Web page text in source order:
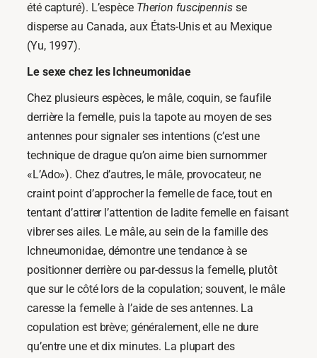
été capturé). L’espèce Therion fuscipennisse
disperse au Canada, aux États-Unis et au Mexique
(Yu, 1997).
Le sexe chez les Ichneumonidae
Chez plusieurs espèces, le mâle, coquin, se faufile
derrière la femelle, puis la tapote au moyen de ses
antennes pour signaler ses intentions (c’est une
technique de drague qu’on aime bien surnommer
«L’Ado»). Chez d’autres, le mâle, provocateur, ne
craint point d’approcher la femelle de face, tout en
tentant d’attirer l’attention de ladite femelle en faisant
vibrer ses ailes. Le mâle, au sein de la famille des
Ichneumonidae, démontre une tendance à se
positionner derrière ou par-dessus la femelle, plutôt
que sur le côté lors de la copulation; souvent, le mâle
caresse la femelle à l’aide de ses antennes. La
copulation est brève; généralement, elle ne dure
qu’entre une et dix minutes. La plupart des